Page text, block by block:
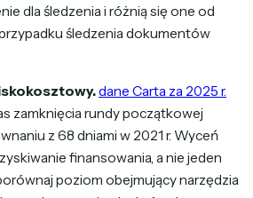
dla śledzenia i różnią się one od
śledzenia dokumentów
dane Carta za 2025 r.
zamknięcia rundy początkowej
z 68 dniami w 2021 r. Wyceń
finansowania, a nie jeden
poziom obejmujący narzędzia